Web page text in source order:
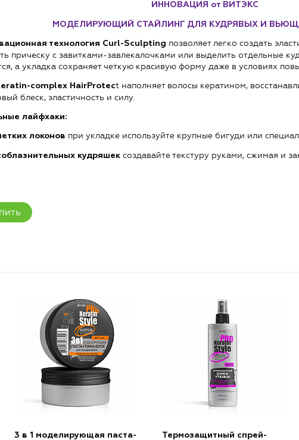
ИННОВАЦИЯ от ВИТЭКС
МОДЕЛИРУЮЩИЙ СТАЙЛИНГ ДЛЯ КУДРЯВЫХ И
технология Curl-Sculpting позволяет легко создать
прическу с завитками-завлекалочками или выделить отдельные
а укладка сохраняет четкую красивую форму даже в условиях
complex HairProtect наполняет волосы кератином,
блеск, эластичность и силу.
лайфхаки:
локонов при укладке используйте крупные бигуди или
кудряшек создавайте текстуру руками, сжимая и
3 в 1 моделирующая паста-
Термозащитный спрей-